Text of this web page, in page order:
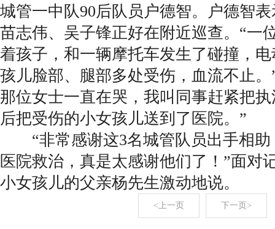
城管一中队90后队员户德智。户德智
苗志伟、吴子锋正好在附近巡查。“一
着孩子，和一辆摩托车发生了碰撞，
孩儿脸部、腿部多处受伤，血流不止
那位女士一直在哭，我叫同事赶紧把
后把受伤的小女孩儿送到了医院。”
“非常感谢这3名城管队员出手相助
医院救治，真是太感谢他们了！”面对
小女孩儿的父亲杨先生激动地说。
<上一页 下一页>